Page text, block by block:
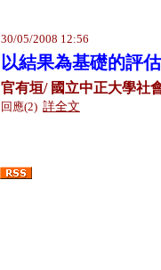
30/05/2008 12:56
以結果為基礎的評
官有垣/ 國立中正大學社
回應(2) 詳全文